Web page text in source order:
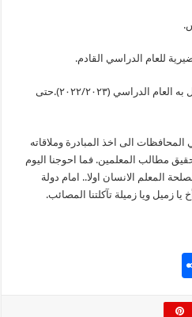
٤_ الدعوة الى اضراب مفتوح يستهل به العام الدراسي (٢٠٢٢/٢٠٢٣).حتى
الى اخذ المبادرة وملاقاته
مطالب المعلمين. فما احوجنا اليوم
المعلم الانسان اولا.. امام دولة
زميل ويا زميلة تآكلتنا المصائب.